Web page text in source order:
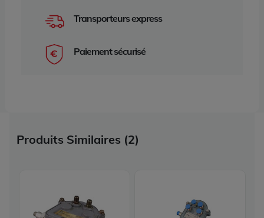
Transporteurs express
Paiement sécurisé
Produits Similaires (2)